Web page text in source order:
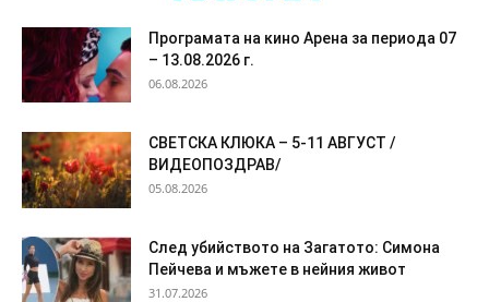
Програмата на кино Арена за периода 07
– 13.08.2026 г.
06.08.2026
СВЕТСКА КЛЮКА – 5-11 АВГУСТ /
ВИДЕОПОЗДРАВ/
05.08.2026
След убийството на Загатото: Симона
Пейчева и мъжете в нейния живот
31.07.2026